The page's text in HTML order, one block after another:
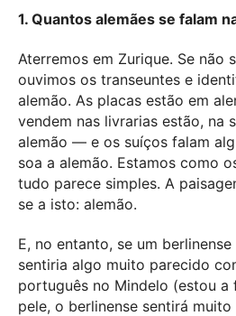
1. Quantos alemães se falam
Aterremos em Zurique. Se não
ouvimos os transeuntes e
alemão. As placas estão em
vendem nas livrarias estão, na
alemão — e os suíços falam
soa a alemão. Estamos como
tudo parece simples. A
se a isto: alemão.
E, no entanto, se um
sentiria algo muito parecido
português no Mindelo (estou a
pele, o berlinense sentirá